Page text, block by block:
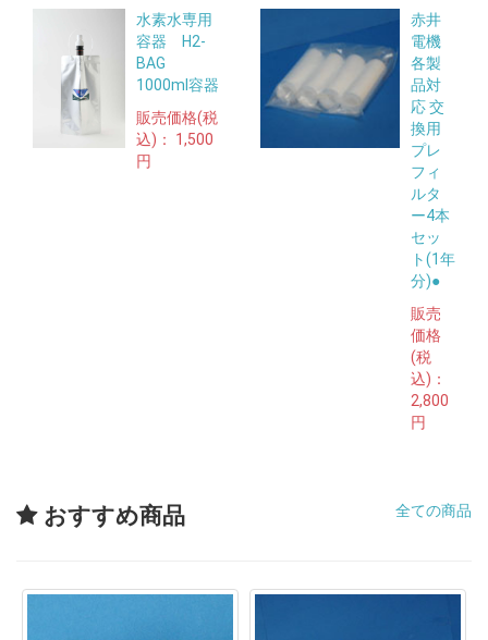
水素水専用
容器 H2-
BAG
1000ml容器
販売価格(税
込)：
1,500
円
赤井
電機
各製
品対
応 交
換用
プレ
フィ
ルタ
ー4本
セッ
ト(1年
分)●
販売
価格
(税
込)：
2,800
円
おすすめ商品 全ての商品